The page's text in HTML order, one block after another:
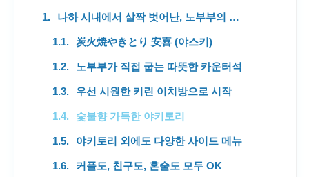
나하 시내에서 살짝 벗어난, 노부부의 숨은 야키토리 맛집
炭火焼やきとり 安喜 (야스키)
노부부가 직접 굽는 따뜻한 카운터석
우선 시원한 키린 이치방으로 시작
숯불향 가득한 야키토리
야키토리 외에도 다양한 사이드 메뉴
커플도, 친구도, 혼술도 모두 OK